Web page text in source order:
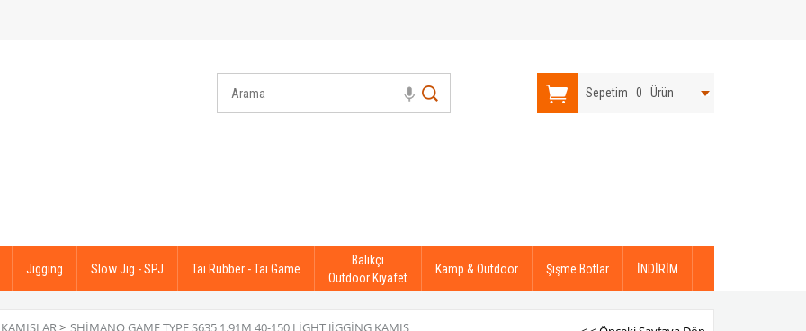
Sepetim 0 Ürün
Jigging Slow Jig - SPJ Tai Rubber - Tai Game
Balıkçı
Outdoor Kıyafet
Kamp & Outdoor Şişme Botlar İNDİRİM
> SHIMANO GAME TYPE S635 1.91M 40-150 LIGHT JIGGING KAMIŞ